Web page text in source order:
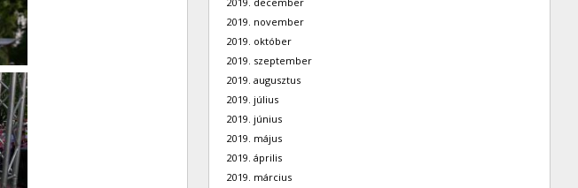
2019. november
2019. október
2019. szeptember
2019. augusztus
2019. július
2019. június
2019. május
2019. április
2019. március